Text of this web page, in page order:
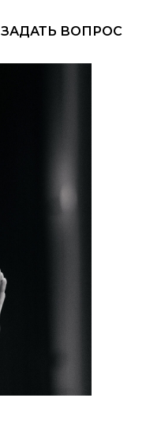
ЗАДАТЬ ВОПРОС